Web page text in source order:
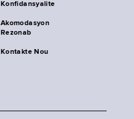
Konfidansyalite
Akomodasyon
Rezonab
Kontakte Nou